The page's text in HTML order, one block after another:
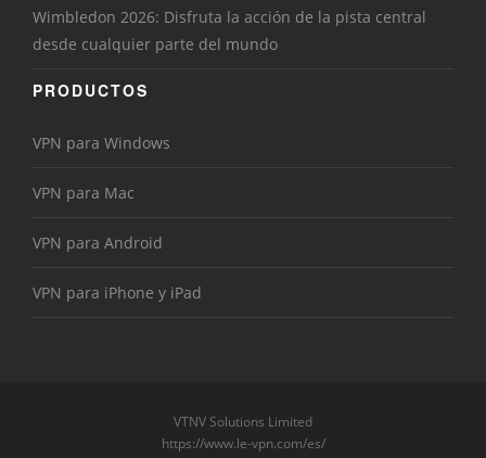
Wimbledon 2026: Disfruta la acción de la pista central
desde cualquier parte del mundo
PRODUCTOS
VPN para Windows
VPN para Mac
VPN para Android
VPN para iPhone y iPad
VTNV Solutions Limited
https://www.le-vpn.com/es/